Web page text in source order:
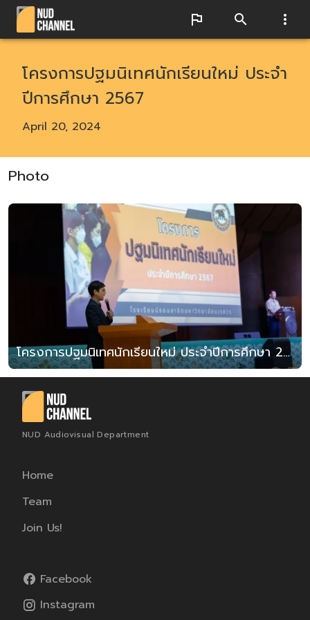
โครงการปฐมนิเทศนักเรียนใหม่ ประจำ
ปีการศึกษา 2567
April 20, 2024
Photo
โครงการปฐมนิเทศนักเรียนใหม่ ประจำปีการศึกษา 2567
NUD Audiovisual Department
Home
Team
Join Us!
Facebook
Instagram